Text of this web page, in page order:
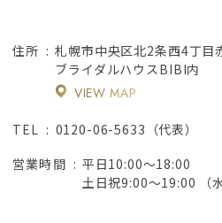
住所
札幌市中央区北2条西4丁目
ブライダルハウスBIBI内
VIEW MAP
TEL
0120-06-5633（代表）
営業時間
平日10:00～18:00
土日祝9:00～19:00 （